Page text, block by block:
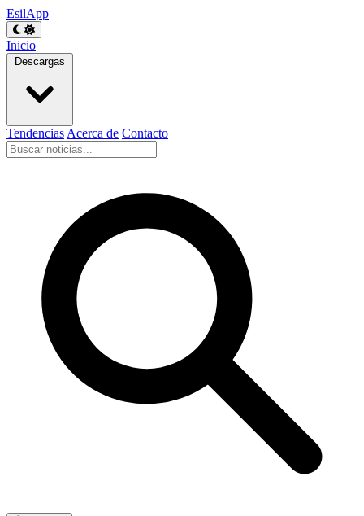
EsilApp
Inicio
Descargas
Tendencias Acerca de Contacto